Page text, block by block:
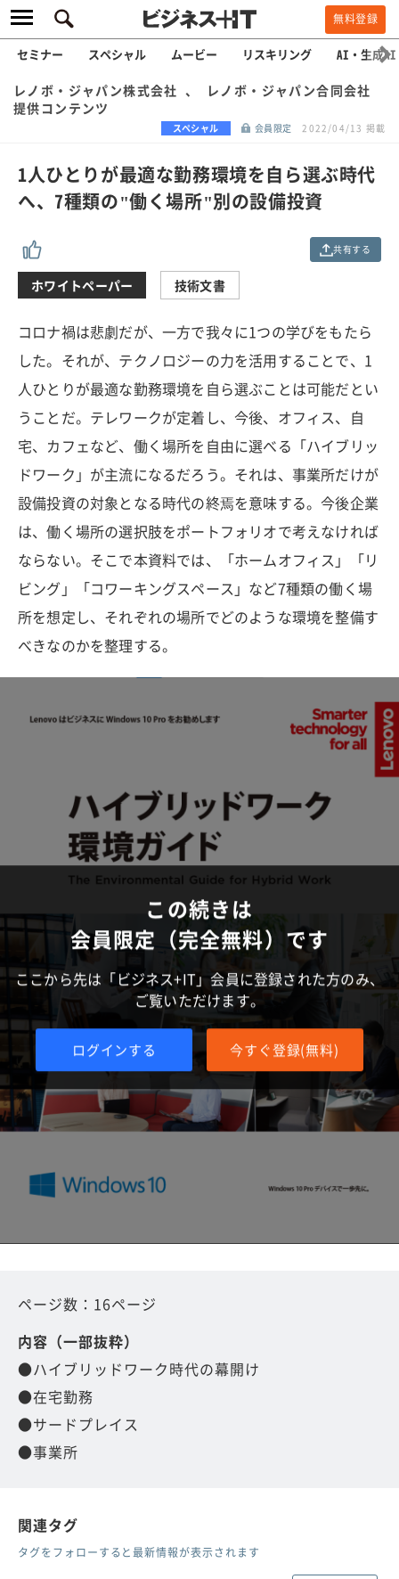
無料登録
セミナー スペシャル ムービー リスキリング AI・生成AI
レノボ・ジャパン株式会社 、 レノボ・ジャパン合同会社
提供コンテンツ
スペシャル 会員限定 2022/04/13 掲載
1人ひとりが最適な勤務環境を自ら選ぶ時代
へ、7種類の"働く場所"別の設備投資
共有する
ホワイトペーパー 技術文書
コロナ禍は悲劇だが、一方で我々に1つの学びをもたら
した。それが、テクノロジーの力を活用することで、1
人ひとりが最適な勤務環境を自ら選ぶことは可能だとい
うことだ。テレワークが定着し、今後、オフィス、自
宅、カフェなど、働く場所を自由に選べる「ハイブリッ
ドワーク」が主流になるだろう。それは、事業所だけが
設備投資の対象となる時代の終焉を意味する。今後企業
は、働く場所の選択肢をポートフォリオで考えなければ
ならない。そこで本資料では、「ホームオフィス」「リ
ビング」「コワーキングスペース」など7種類の働く場
所を想定し、それぞれの場所でどのような環境を整備す
べきなのかを整理する。
この続きは
会員限定（完全無料）です
ここから先は「ビジネス+IT」会員に登録された方のみ、
ご覧いただけます。
ログインする 今すぐ登録(無料)
ページ数：16ページ
内容（一部抜粋）
●ハイブリッドワーク時代の幕開け
●在宅勤務
●サードプレイス
●事業所
関連タグ
タグをフォローすると最新情報が表示されます